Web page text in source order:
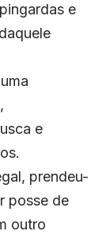
e
e
prendeu-
posse de
outro